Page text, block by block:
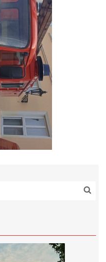
15
mob.725725474
|Tisk|Aktualizováno: 4. 8. 2026
↑